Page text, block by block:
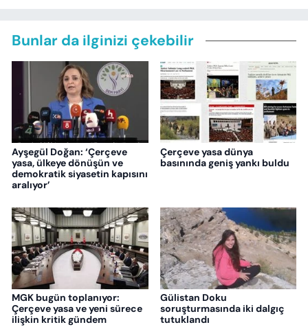
Bunlar da ilginizi çekebilir
Ayşegül Doğan: ‘Çerçeve
yasa, ülkeye dönüşün ve
demokratik siyasetin kapısını
aralıyor’
Çerçeve yasa dünya
basınında geniş yankı buldu
MGK bugün toplanıyor:
Çerçeve yasa ve yeni sürece
ilişkin kritik gündem
Gülistan Doku
soruşturmasında iki dalgıç
tutuklandı